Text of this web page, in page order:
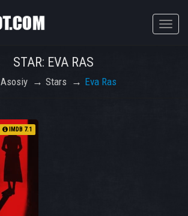
Toggle
STAR: EVA RAS
Asosiy Stars Eva Ras
IMDB 7.1